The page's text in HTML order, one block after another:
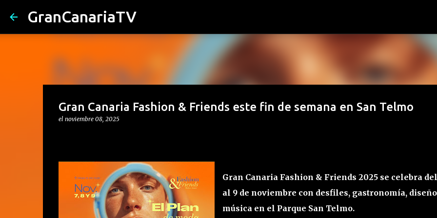
GranCanariaTV
Gran Canaria Fashion & Friends este fin de semana en San Telmo
el noviembre 08, 2025
Gran Canaria Fashion & Friends 2025 se celebra
al 9 de noviembre con desfiles, gastronomía,
música en el Parque San Telmo.